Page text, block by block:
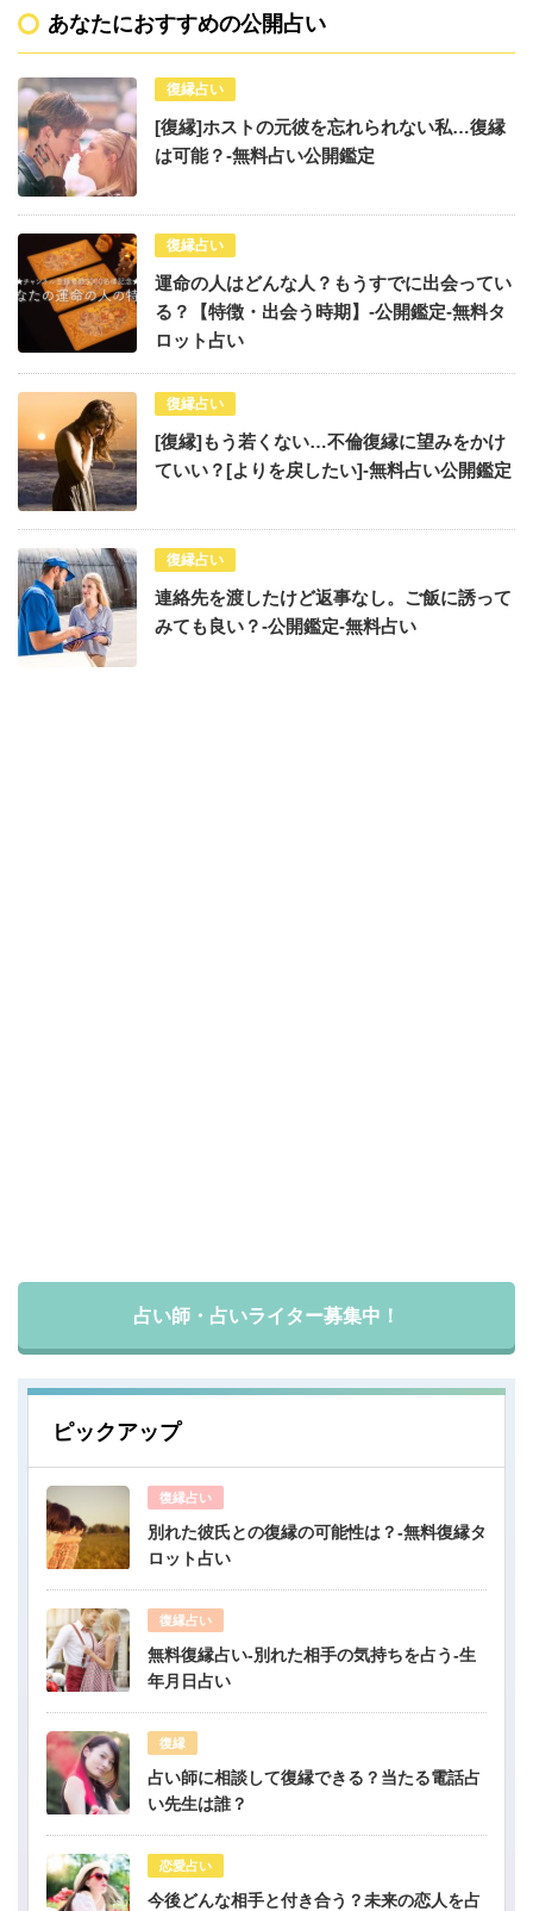
あなたにおすすめの公開占い
復縁占い
[復縁]ホストの元彼を忘れられない私…復縁
は可能？-無料占い公開鑑定
復縁占い
運命の人はどんな人？もうすでに出会ってい
る？【特徴・出会う時期】-公開鑑定-無料タ
ロット占い
復縁占い
[復縁]もう若くない…不倫復縁に望みをかけ
ていい？[よりを戻したい]-無料占い公開鑑定
復縁占い
連絡先を渡したけど返事なし。ご飯に誘って
みても良い？-公開鑑定-無料占い
占い師・占いライター募集中！
ピックアップ
復縁占い
別れた彼氏との復縁の可能性は？-無料復縁タ
ロット占い
復縁占い
無料復縁占い-別れた相手の気持ちを占う-生
年月日占い
復縁
占い師に相談して復縁できる？当たる電話占
い先生は誰？
恋愛占い
今後どんな相手と付き合う？未来の恋人を占